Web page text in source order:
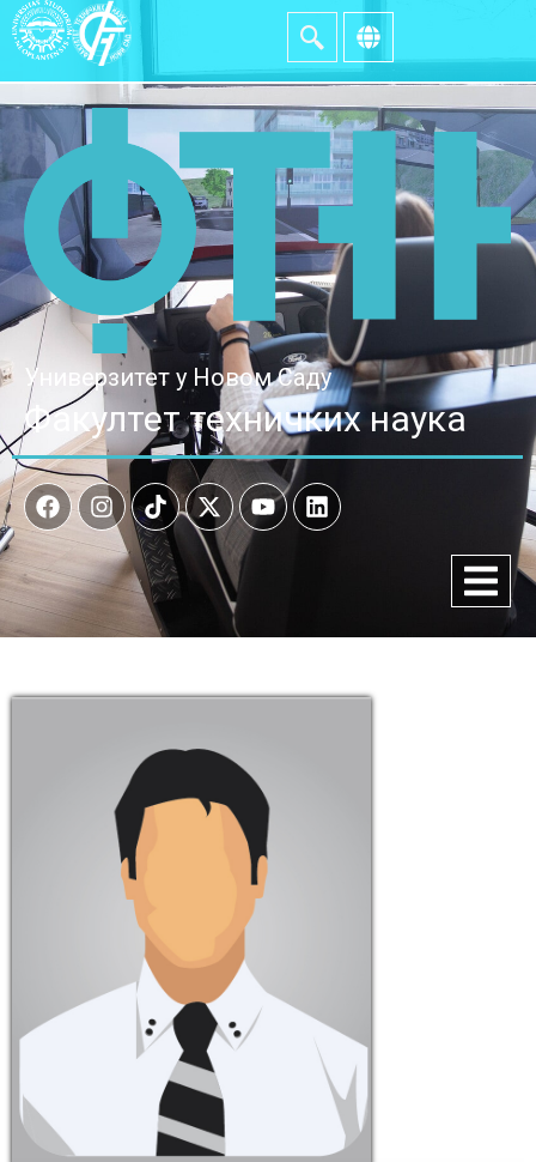
Универзитет у Новом Саду
Факултет техничких наука